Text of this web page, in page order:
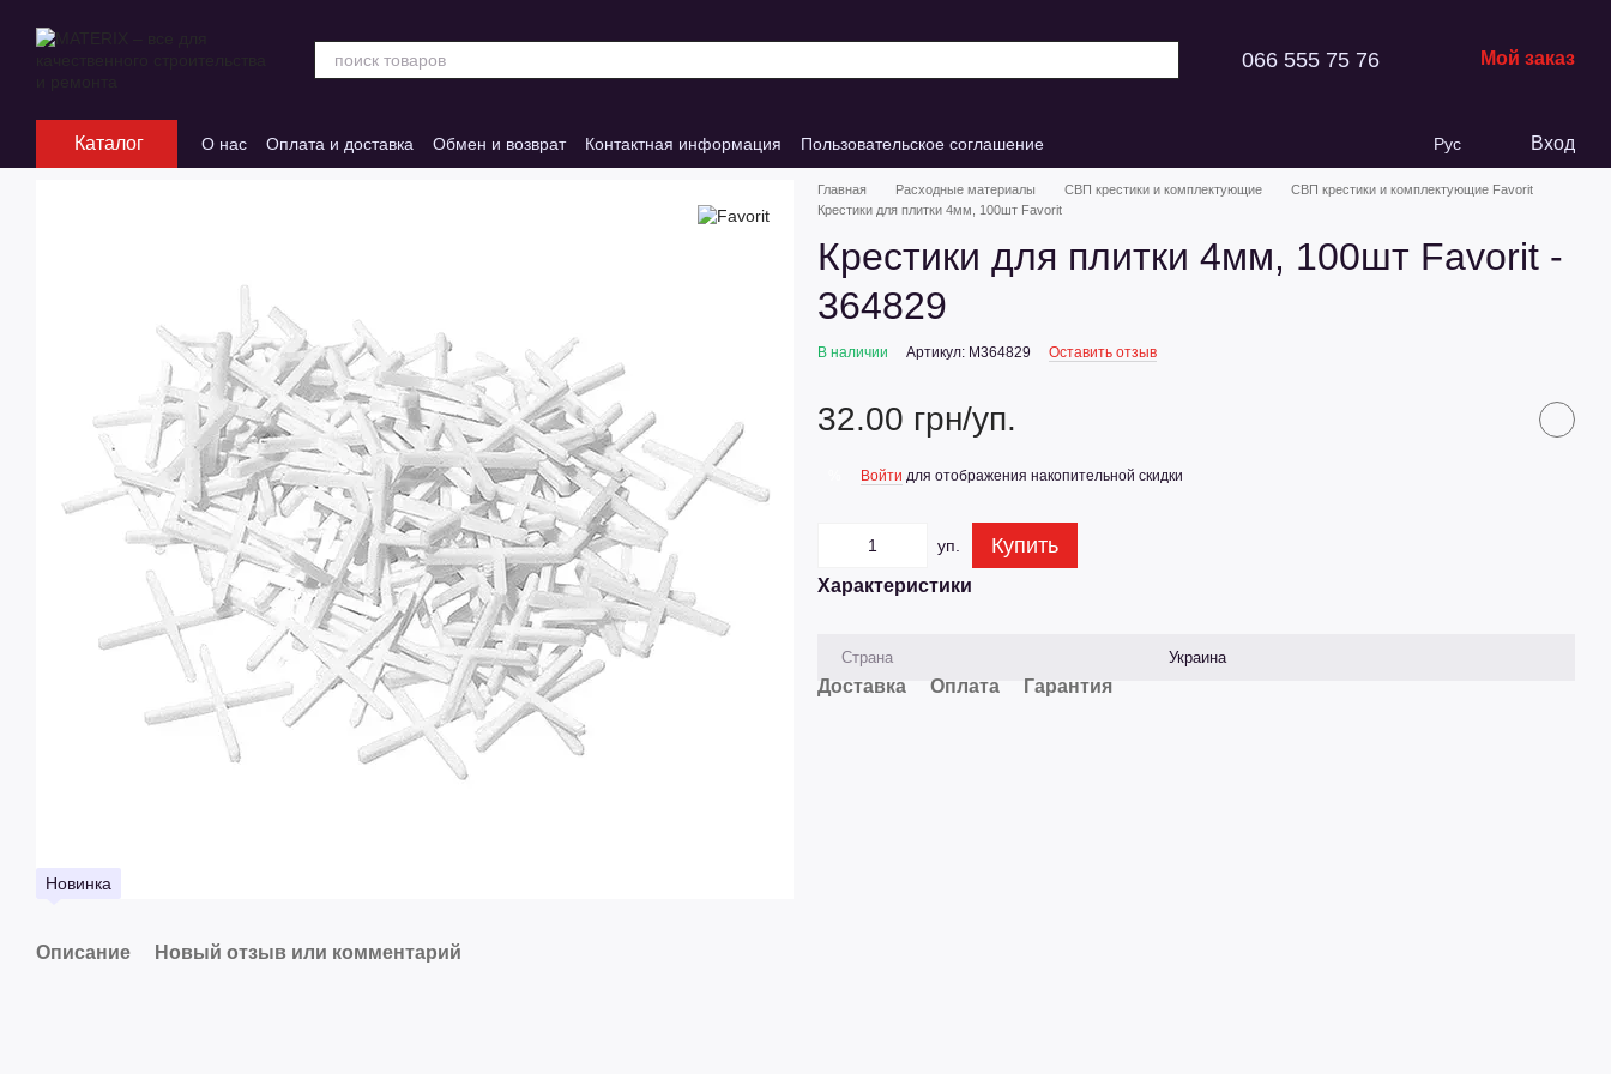
066 555 75 76 Мой заказ
Каталог О нас Оплата и доставка Обмен и возврат Контактная информация Пользовательское соглашение Рус Вход
Новинка
Описание Новый отзыв или комментарий
Главная Расходные материалы СВП крестики и комплектующие
СВП крестики и комплектующие Favorit
Крестики для плитки 4мм, 100шт Favorit
Крестики для плитки 4мм, 100шт Favorit -
364829
В наличии Артикул: M364829 Оставить отзыв
32.00 грн/уп.
Войти для отображения накопительной скидки
уп. Купить
Характеристики
Страна Украина
Доставка Оплата Гарантия